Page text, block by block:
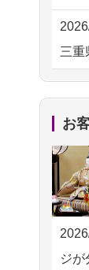
三重
東
神奈
ジが